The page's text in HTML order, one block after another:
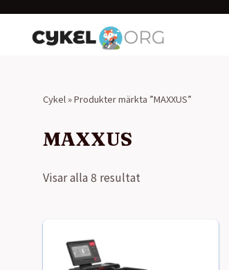
Cykel »Produkter märkta ”MAXXUS”
MAXXUS
Visar alla 8 resultat